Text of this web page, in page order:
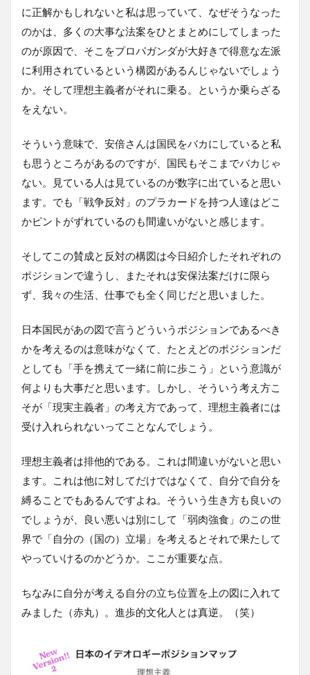
に正解かもしれないと私は思っていて、なぜそうなった
のかは、多くの大事な法案をひとまとめにしてしまった
のが原因で、そこをプロパガンダが大好きで得意な左派
に利用されているという構図があるんじゃないでしょう
か。そして理想主義者がそれに乗る。というか乗らざる
をえない。
そういう意味で、安倍さんは国民をバカにしていると私
も思うところがあるのですが、国民もそこまでバカじゃ
ない。見ている人は見ているのが数字に出ていると思い
ます。でも「戦争反対」のプラカードを持つ人達はどこ
かピントがずれているのも間違いがないと感じます。
そしてこの賛成と反対の構図は今日紹介したそれぞれの
ポジションで違うし、またそれは安保法案だけに限ら
ず、我々の生活、仕事でも全く同じだと思いました。
日本国民があの図で言うどういうポジションであるべき
かを考えるのは意味がなくて、たとえどのポジションだ
としても「手を携えて一緒に前に歩こう」という意識が
何よりも大事だと思います。しかし、そういう考え方こ
そが「現実主義者」の考え方であって、理想主義者には
受け入れられないってことなんでしょう。
理想主義者は排他的である。これは間違いがないと思い
ます。これは他に対してだけではなくて、自分で自分を
縛ることでもあるんですよね。そういう生き方も良いの
でしょうが、良い悪いは別にして「弱肉強食」のこの世
界で「自分の（国の）立場」を考えるとそれで果たして
やっていけるのかどうか。ここが重要な点。
ちなみに自分が考える自分の立ち位置を上の図に入れて
みました（赤丸）。進歩的文化人とは真逆。（笑）